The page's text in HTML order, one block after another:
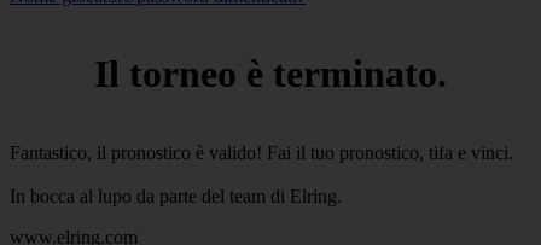
Il torneo è terminato.
Fantastico, il pronostico è valido! Fai il tuo pronostico, tifa e vinci.
In bocca al lupo da parte del team di Elring.
www.elring.com